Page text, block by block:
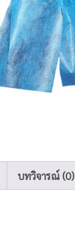
บทวิจารณ์ (0)